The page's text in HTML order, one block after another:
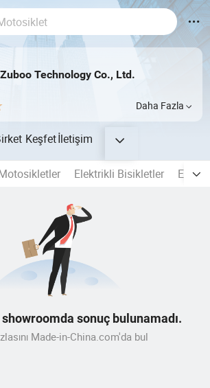
Technology Co., Ltd.
Daha Fazla
Keşfetİletişim
Elektrikli Bisikletler
sonuç bulunamadı.
Made-in-China.com'da bul